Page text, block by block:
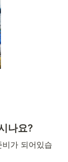
나요?
가 되어있습